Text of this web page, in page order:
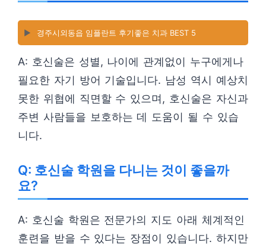
▶️ 경주시외동읍 임플란트 후기좋은 치과 BEST 5
A: 호신술은 성별, 나이에 관계없이 누구에게나
필요한 자기 방어 기술입니다. 남성 역시 예상치
못한 위협에 직면할 수 있으며, 호신술은 자신과
주변 사람들을 보호하는 데 도움이 될 수 있습
니다.
Q: 호신술 학원을 다니는 것이 좋을까
요?
A: 호신술 학원은 전문가의 지도 아래 체계적인
훈련을 받을 수 있다는 장점이 있습니다. 하지만